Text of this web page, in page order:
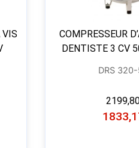
VIS
COMPRESSEUR
DENTISTE 3 CV
DRS